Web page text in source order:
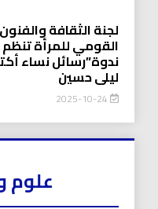
لجنة الثقافة
القومي للمرأة تنظم
ندوة”رسائل نساء
ليلى حسين
2025-10-24
علوم